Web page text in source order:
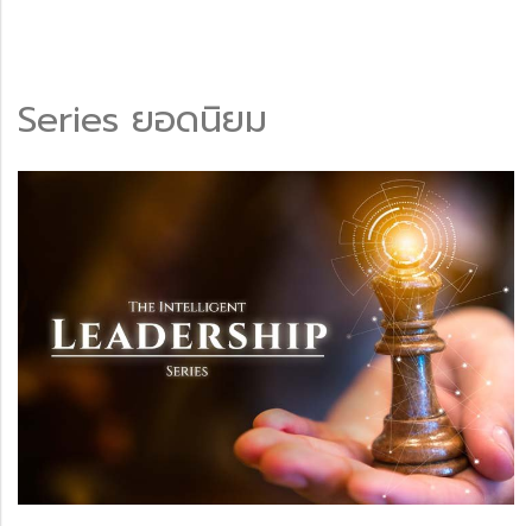
Series ยอดนิยม